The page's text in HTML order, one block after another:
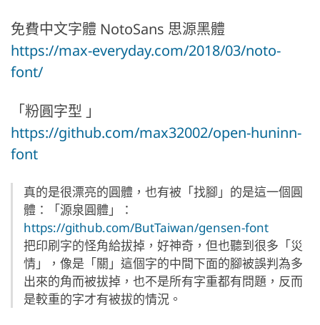
免費中文字體 NotoSans 思源黑體
https://max-everyday.com/2018/03/noto-
font/
「粉圓字型 」
https://github.com/max32002/open-huninn-
font
真的是很漂亮的圓體，也有被「找腳」的是這一個圓
體：「源泉圓體」：
https://github.com/ButTaiwan/gensen-font
把印刷字的怪角給拔掉，好神奇，但也聽到很多「災
情」，像是「關」這個字的中間下面的腳被誤判為多
出來的角而被拔掉，也不是所有字重都有問題，反而
是較重的字才有被拔的情況。